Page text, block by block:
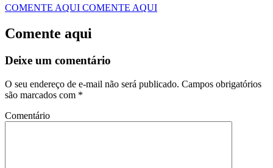
COMENTE AQUI COMENTE AQUI
Comente aqui
Deixe um comentário
O seu endereço de e-mail não será publicado. Campos obrigatórios
são marcados com *
Comentário